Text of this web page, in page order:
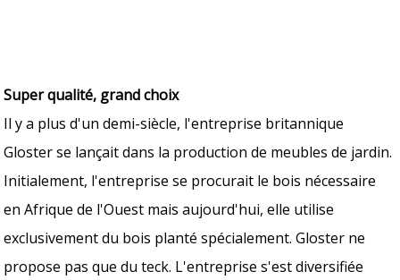
Super qualité, grand choix
Il y a plus d'un demi-siècle, l'entreprise britannique
Gloster se lançait dans la production de meubles de jardin.
Initialement, l'entreprise se procurait le bois nécessaire
en Afrique de l'Ouest mais aujourd'hui, elle utilise
exclusivement du bois planté spécialement. Gloster ne
propose pas que du teck. L'entreprise s'est diversifiée